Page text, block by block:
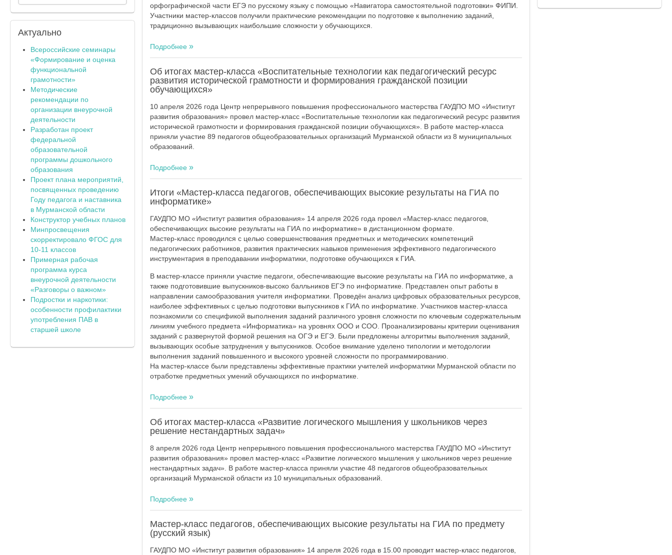
орфографической части ЕГЭ по русскому языку с помощью «Навигатора самостоятельной подготовки» ФИПИ.
Участники мастер-классов получили практические рекомендации по подготовке к выполнению заданий,
традиционно вызывающих наибольшие сложности у обучающихся.
Подробнее
Об итогах мастер-класса «Воспитательные технологии как педагогический ресурс
развития исторической грамотности и формирования гражданской позиции
обучающихся»
10 апреля 2026 года Центр непрерывного повышения профессионального мастерства ГАУДПО МО «Институт
развития образования» провел мастер-класс «Воспитательные технологии как педагогический ресурс развития
исторической грамотности и формирования гражданской позиции обучающихся». В работе мастер-класса
приняли участие 89 педагогов общеобразовательных организаций Мурманской области из 8 муниципальных
образований.
Подробнее
Итоги «Мастер-класса педагогов, обеспечивающих высокие результаты на ГИА по
информатике»
ГАУДПО МО «Институт развития образования» 14 апреля 2026 года провел «Мастер-класс педагогов,
обеспечивающих высокие результаты на ГИА по информатике» в дистанционном формате.
Мастер-класс проводился с целью совершенствования предметных и методических компетенций
педагогических работников, развития практических навыков применения эффективного педагогического
инструментария в преподавании информатики, подготовке обучающихся к ГИА.
В мастер-классе приняли участие педагоги, обеспечивающие высокие результаты на ГИА по информатике, а
также подготовившие выпускников-высоко балльников ЕГЭ по информатике. Представлен опыт работы в
направлении самообразования учителя информатики. Проведён анализ цифровых образовательных ресурсов,
наиболее эффективных с целью подготовки выпускников к ГИА по информатике. Участников мастер-класса
познакомили со спецификой выполнения заданий различного уровня сложности по ключевым содержательным
линиям учебного предмета «Информатика» на уровнях ООО и СОО. Проанализированы критерии оценивания
заданий с развернутой формой решения на ОГЭ и ЕГЭ. Были предложены алгоритмы выполнения заданий,
вызывающих особые затруднения у выпускников. Особое внимание уделено типологии и методологии
выполнения заданий повышенного и высокого уровней сложности по программированию.
На мастер-классе были представлены эффективные практики учителей информатики Мурманской области по
отработке предметных умений обучающихся по информатике.
Подробнее
Об итогах мастер-класса «Развитие логического мышления у школьников через
решение нестандартных задач»
8 апреля 2026 года Центр непрерывного повышения профессионального мастерства ГАУДПО МО «Институт
развития образования» провел мастер-класс «Развитие логического мышления у школьников через решение
нестандартных задач». В работе мастер-класса приняли участие 48 педагогов общеобразовательных
организаций Мурманской области из 10 муниципальных образований.
Подробнее
Мастер-класс педагогов, обеспечивающих высокие результаты на ГИА по предмету
(русский язык)
ГАУДПО МО «Институт развития образования» 14 апреля 2026 года в 15.00 проводит мастер-класс педагогов,
Актуально
Всероссийские семинары
«Формирование и оценка
функциональной
грамотности»
Методические
рекомендации по
организации внеурочной
деятельности
Разработан проект
федеральной
образовательной
программы дошкольного
образования
Проект плана мероприятий,
посвященных проведению
Году педагога и наставника
в Мурманской области
Конструктор учебных планов
Минпросвещения
скорректировало ФГОС для
10-11 классов
Примерная рабочая
программа курса
внеурочной деятельности
«Разговоры о важном»
Подростки и наркотики:
особенности профилактики
употребления ПАВ в
старшей школе